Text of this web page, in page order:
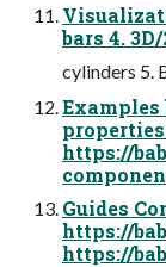
bars 4. 3D/
cylinders 5.
https://
Guides
https://
https://